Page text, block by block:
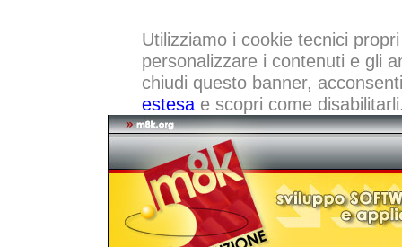
Utilizziamo i cookie tecnici
personalizzare i contenuti e gli
chiudi questo banner,
estesae scopri come